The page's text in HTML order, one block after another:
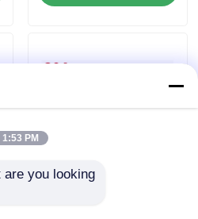
1:53 PM
are you looking